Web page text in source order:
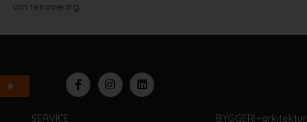
om renovering
SERVICE BYGGERI+arkitektur